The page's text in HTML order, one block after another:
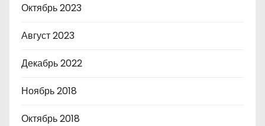
Октябрь 2023
Август 2023
Декабрь 2022
Ноябрь 2018
Октябрь 2018